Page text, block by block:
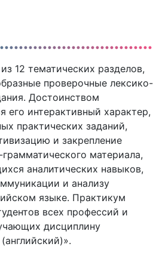
12 тематических разделов,
проверочные лексико-
Достоинством
его интерактивный характер,
практических заданий,
и закрепление
материала,
аналитических навыков,
и анализу
языке. Практикум
всех профессий и
дисциплину